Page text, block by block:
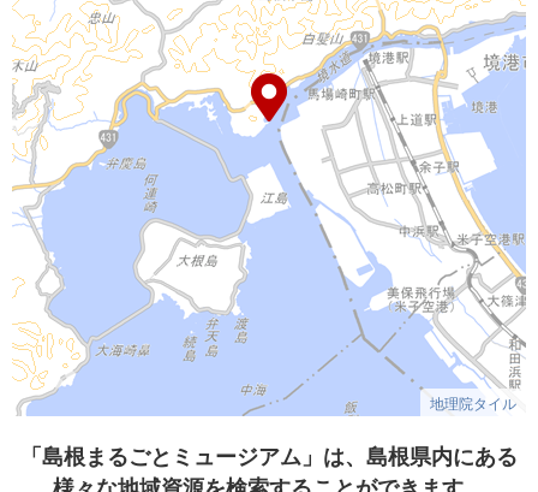
地理院タイル
「島根まるごとミュージアム」は、島根県内にある